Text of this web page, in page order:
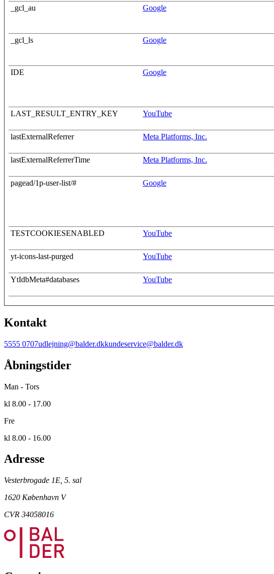
_gcl_au Google
_gcl_ls Google
IDE Google
LAST_RESULT_ENTRY_KEY YouTube
lastExternalReferrer Meta Platforms, Inc.
lastExternalReferrerTime
Meta Platforms, Inc.
pagead/1p-user-list/#
Google
TESTCOOKIESENABLED YouTube
yt-icons-last-purged YouTube
YtIdbMeta#databases
YouTube
Kontakt
5555 0707udlejning@balder.dkkundeservice@balder.dk
Åbningstider
Man - Tors
kl 8.00 - 17.00
Fre
kl 8.00 - 16.00
Adresse
Vesterbrogade 1E, 5. sal
1620 København V
CVR 34058016